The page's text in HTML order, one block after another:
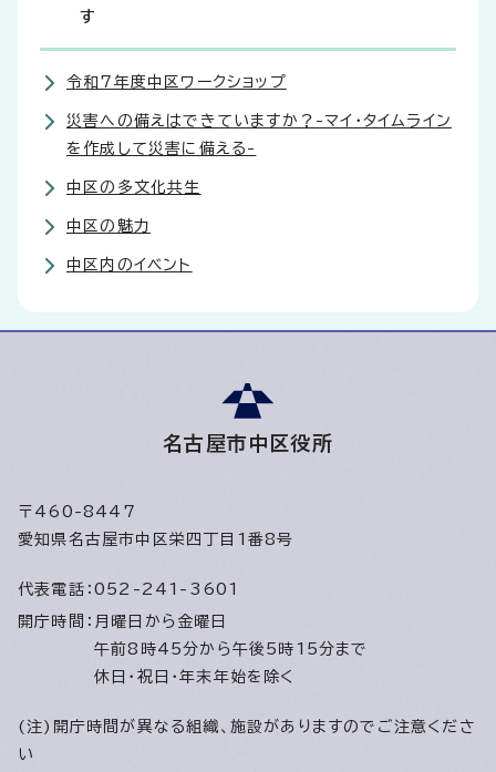
す
令和7年度中区ワークショップ
災害への備えはできていますか？-マイ・タイムライン
を作成して災害に備える-
中区の多文化共生
中区の魅力
中区内のイベント
名古屋市中区役所
〒460-8447
愛知県名古屋市中区栄四丁目1番8号
代表電話： 052-241-3601
開庁時間： 月曜日から金曜日
午前8時45分から午後5時15分まで
休日・祝日・年末年始を除く
(注)開庁時間が異なる組織、施設がありますのでご注意くださ
い